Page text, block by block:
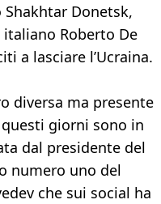
Donetsk,
Roberto De
a lasciare l’Ucraina.
diversa ma presente
giorni sono in
dal presidente del
numero uno del
che sui social ha